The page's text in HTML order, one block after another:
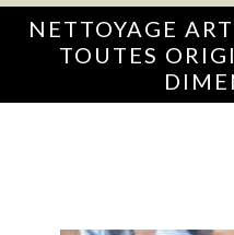
NETTOYAGE
TOUTES